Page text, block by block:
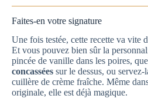
Faites-en votre signature
Une fois testée, cette recette va vite
Et vous pouvez bien sûr la
pincée de vanille dans les poires,
concassées sur le dessus, ou servez-
cuillère de crème fraîche. Même
originale, elle est déjà magique.